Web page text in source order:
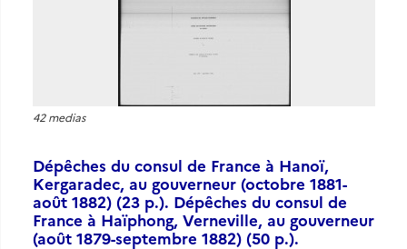
42 medias
Dépêches du consul de France à Hanoï,
Kergaradec, au gouverneur (octobre 1881-
août 1882) (23 p.). Dépêches du consul de
France à Haïphong, Verneville, au gouverneur
(août 1879-septembre 1882) (50 p.).